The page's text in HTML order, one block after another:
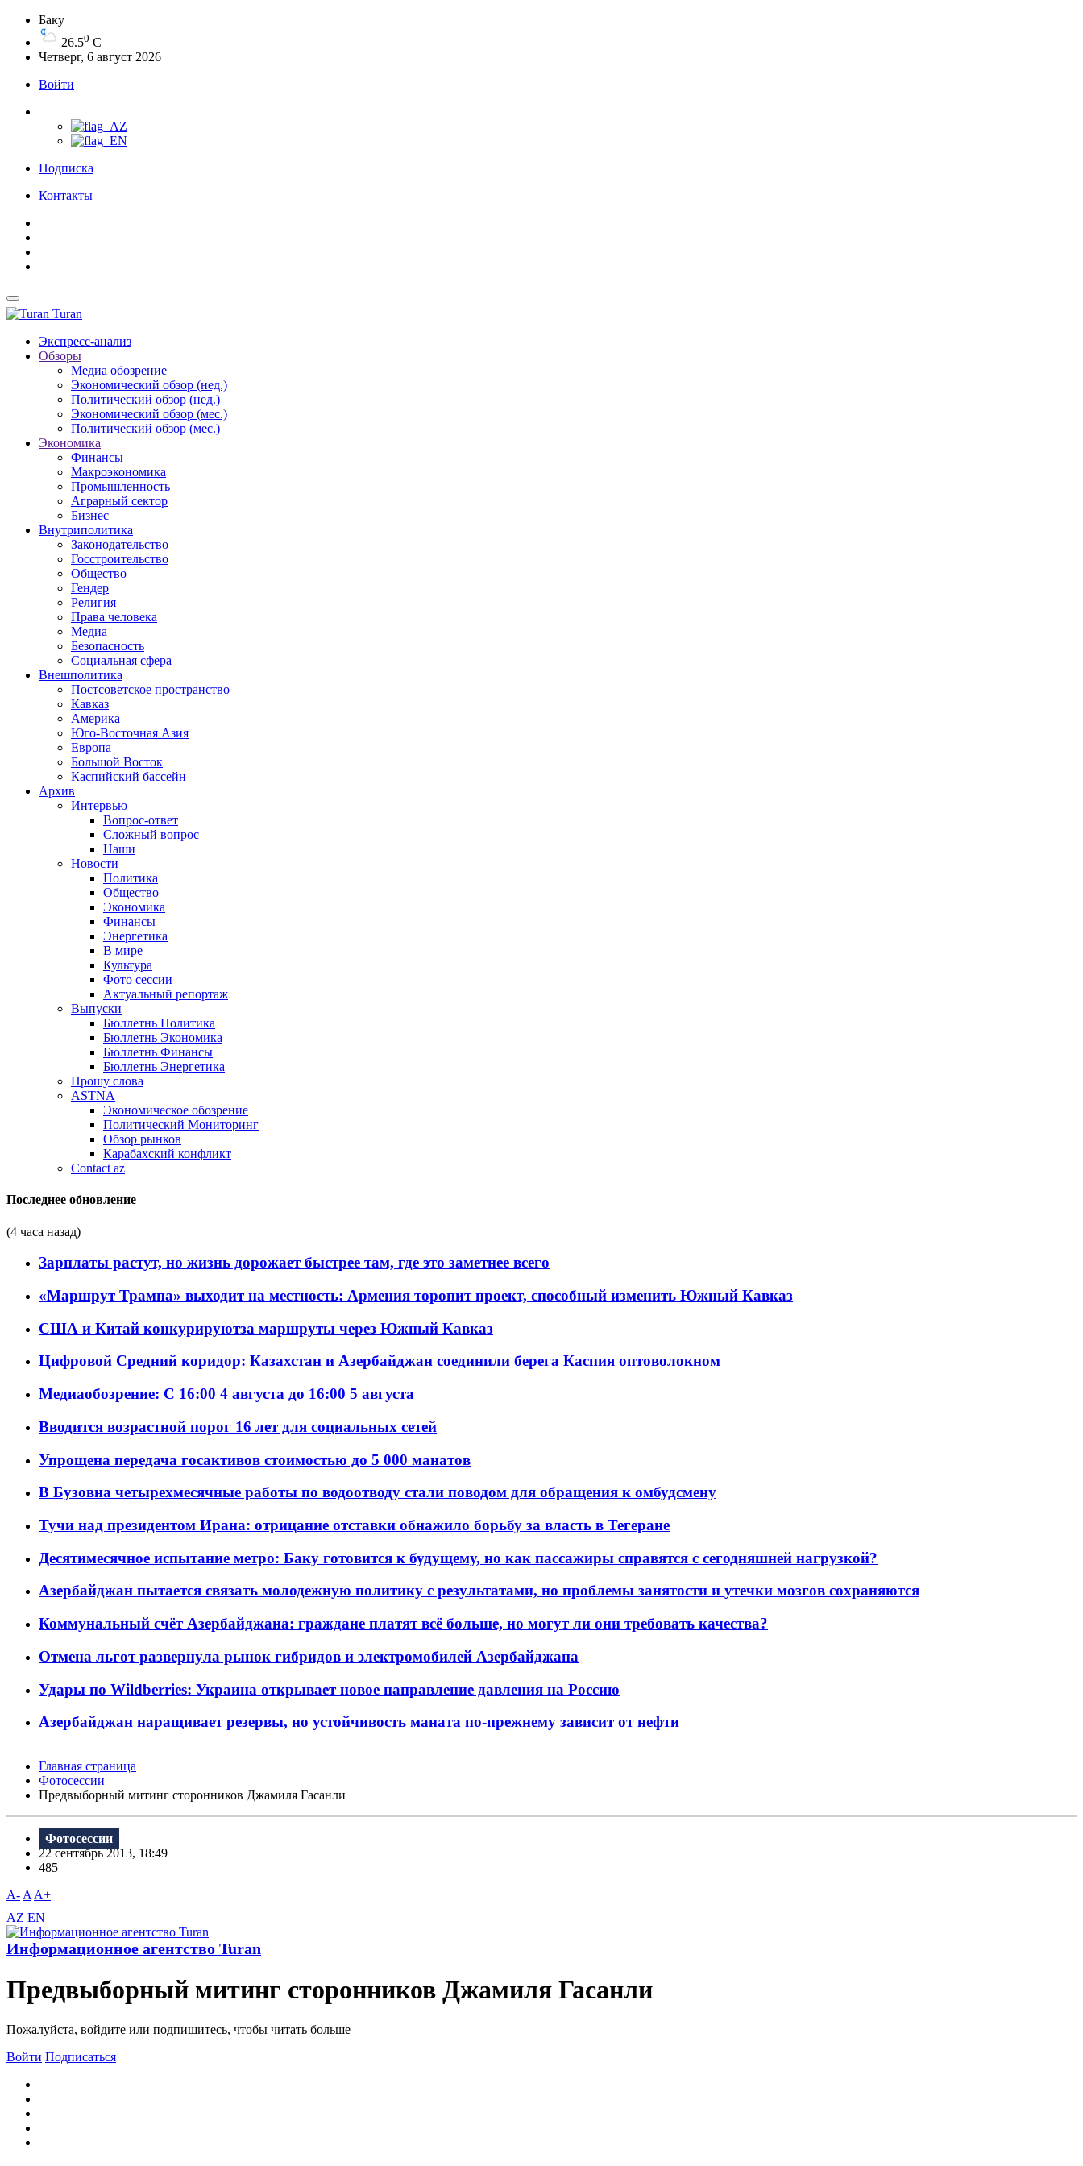
Баку
26.50 C
Четверг, 6 август 2026
Войти
Подписка
Контакты
Turan
Экспресс-анализ
Обзоры
Медиа обозрение
Экономический обзор (нед.)
Политический обзор (нед.)
Экономический обзор (мес.)
Политический обзор (мес.)
Экономика
Финансы
Макроэкономика
Промышленность
Аграрный сектор
Бизнес
Внутриполитика
Законодательство
Госстроительство
Общество
Гендер
Религия
Права человека
Медиа
Безопасность
Социальная сфера
Внешполитика
Постсоветское пространство
Кавказ
Америка
Юго-Восточная Азия
Европа
Большой Восток
Каспийский бассейн
Архив
Интервью
Вопрос-ответ
Сложный вопрос
Наши
Новости
Политика
Общество
Экономика
Финансы
Энергетика
В мире
Культура
Фото сессии
Актуальный репортаж
Выпуски
Бюллетнь Политика
Бюллетнь Экономика
Бюллетнь Финансы
Бюллетнь Энергетика
Прошу слова
ASTNA
Экономическое обозрение
Политический Мониторинг
Обзор рынков
Карабахский конфликт
Contact az
Последнее обновление
(4 часа назад)
Зарплаты растут, но жизнь дорожает быстрее там, где это заметнее всего
«Маршрут Трампа» выходит на местность: Армения торопит проект, способный изменить Южный Кавказ
США и Китай конкурируютза маршруты через Южный Кавказ
Цифровой Средний коридор: Казахстан и Азербайджан соединили берега Каспия оптоволокном
Медиаобозрение: С 16:00 4 августа до 16:00 5 августа
Вводится возрастной порог 16 лет для социальных сетей
Упрощена передача госактивов стоимостью до 5 000 манатов
В Бузовна четырехмесячные работы по водоотводу стали поводом для обращения к омбудсмену
Тучи над президентом Ирана: отрицание отставки обнажило борьбу за власть в Тегеране
Десятимесячное испытание метро: Баку готовится к будущему, но как пассажиры справятся с сегодняшней нагрузкой?
Азербайджан пытается связать молодежную политику с результатами, но проблемы занятости и утечки мозгов сохраняются
Коммунальный счёт Азербайджана: граждане платят всё больше, но могут ли они требовать качества?
Отмена льгот развернула рынок гибридов и электромобилей Азербайджана
Удары по Wildberries: Украина открывает новое направление давления на Россию
Азербайджан наращивает резервы, но устойчивость маната по-прежнему зависит от нефти
Главная страница
Фотосессии
Предвыборный митинг сторонников Джамиля Гасанли
Фотосессии
22 сентябрь 2013, 18:49
485
A- A A+
AZ EN
Информационное агентство Turan
Предвыборный митинг сторонников Джамиля Гасанли
Пожалуйста, войдите или подпишитесь, чтобы читать больше
Войти Подписаться